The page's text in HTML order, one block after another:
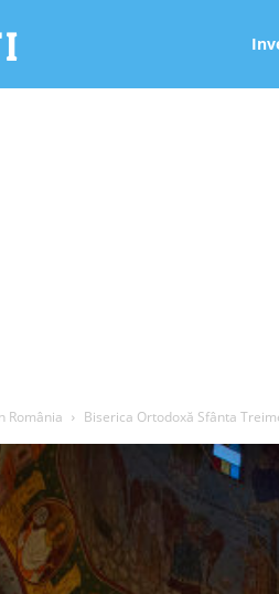
Deștepți.ro
România Biserica Ortodoxă Sfânta